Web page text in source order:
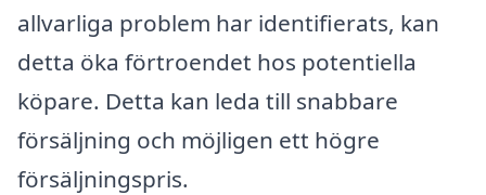
allvarliga problem har identifierats, kan
detta öka förtroendet hos potentiella
köpare. Detta kan leda till snabbare
försäljning och möjligen ett högre
försäljningspris.